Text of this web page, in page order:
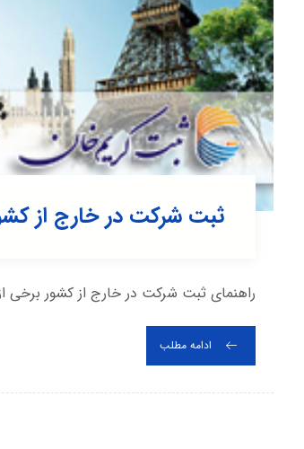
ثبت شرکت در خارج از
راهنمای ثبت شرکت در خارج از کشور
ادامه مطلب